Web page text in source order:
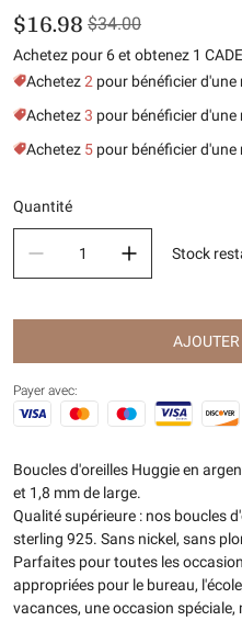
$16.98 $34.00
Achetez pour 6 et obtenez 1
Achetez2 pour bénéficier d'une
Achetez3 pour bénéficier d'une
Achetez 5 pour bénéficier d'une
Quantité
Stock
Payer avec:
Boucles d'oreilles Huggie en
et 1,8 mm de large.
Qualité supérieure : nos boucles
sterling 925. Sans nickel, sans
Parfaites pour toutes les
appropriées pour le bureau,
vacances, une occasion